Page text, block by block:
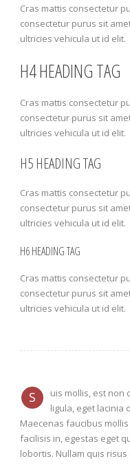
Cras mattis consectetur
consectetur purus sit
ultricies vehicula ut id elit.
H4 HEADING TAG
Cras mattis consectetur
consectetur purus sit
ultricies vehicula ut id elit.
H5 HEADING TAG
Cras mattis consectetur
consectetur purus sit
ultricies vehicula ut id elit.
H6 HEADING TAG
Cras mattis consectetur
consectetur purus sit
ultricies vehicula ut id elit.
S
uis mollis, est non
ligula, eget lacinia
Maecenas faucibus
facilisis in, egestas eget
lobortis. Nullam quis